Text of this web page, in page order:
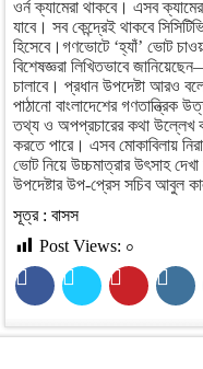
ওর্ন ক্যামেরা থাকবে। এসব
যাবে। সব কেন্দ্রেই থাকবে
হিসেবে।গণভোটে ‘হ্যাঁ’ ভোট
বিশেষজ্ঞরা লিখিতভাবে
চালাবে। প্রধান উপদেষ্টা আরও
পাঠানো বাংলাদেশের
তথ্য ও অপপ্রচারের কথা উল্লেখ
করতে পারে। এসব মোকাবিলায়
ভোট নিয়ে উচ্চমাত্রার উৎসাহ
উপদেষ্টার উপ-প্রেস সচিব আবুল
সূত্র : বাসস
Post Views: ০